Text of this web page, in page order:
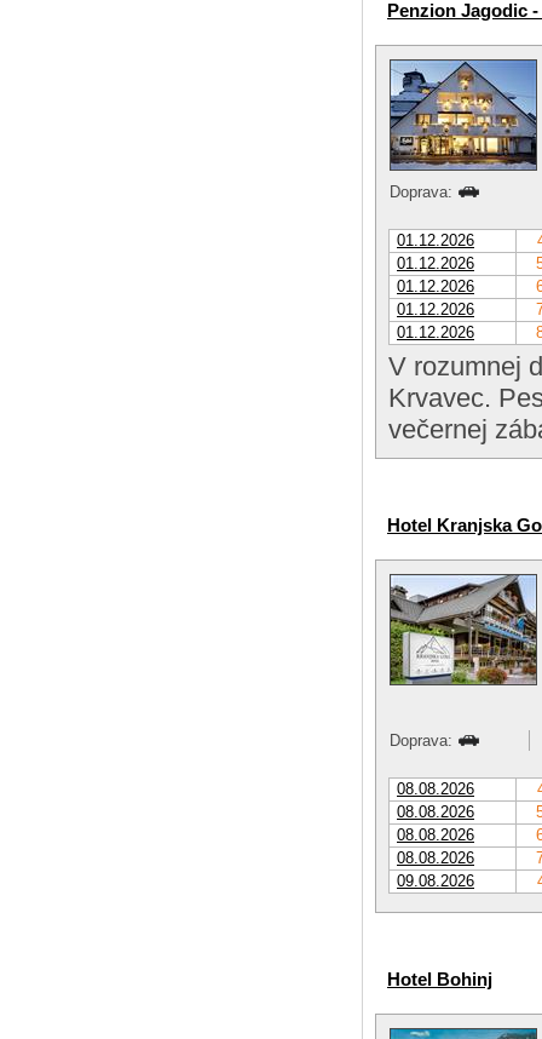
Penzion Jagodic
Doprava:
01.12.2026
01.12.2026
01.12.2026
01.12.2026
01.12.2026
V rozumnej
Krvavec.
večernej
Hotel Kranjska
Doprava:
08.08.2026
08.08.2026
08.08.2026
08.08.2026
09.08.2026
Hotel Bohinj